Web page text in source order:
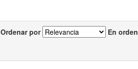
Ordenar por En orden